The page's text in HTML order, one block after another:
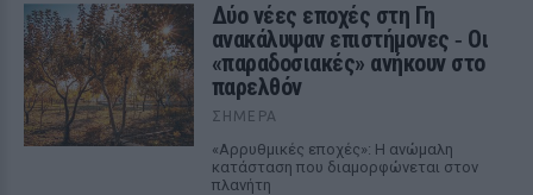
Δύο νέες εποχές στη Γη
ανακάλυψαν επιστήμονες ‑ Oι
«παραδοσιακές» ανήκουν στο
παρελθόν
ΣΉΜΕΡΑ
«Αρρυθμικές εποχές»: Η ανώμαλη
κατάσταση που διαμορφώνεται στον
πλανήτη